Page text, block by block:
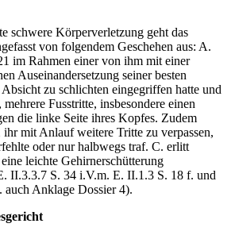
schwere Körperverletzung geht das
von folgendem Geschehen aus: A.
im Rahmen einer von ihm mit einer
Auseinandersetzung seiner besten
zu schlichten eingegriffen hatte und
Fusstritte, insbesondere einen
die linke Seite ihres Kopfes. Zudem
ihr mit Anlauf weitere Tritte zu verpassen,
oder nur halbwegs traf. C. erlitt
leichte Gehirnerschütterung
II.3.3.7 S. 34 i.V.m. E. II.1.3 S. 18 f. und
Anklage Dossier 4).